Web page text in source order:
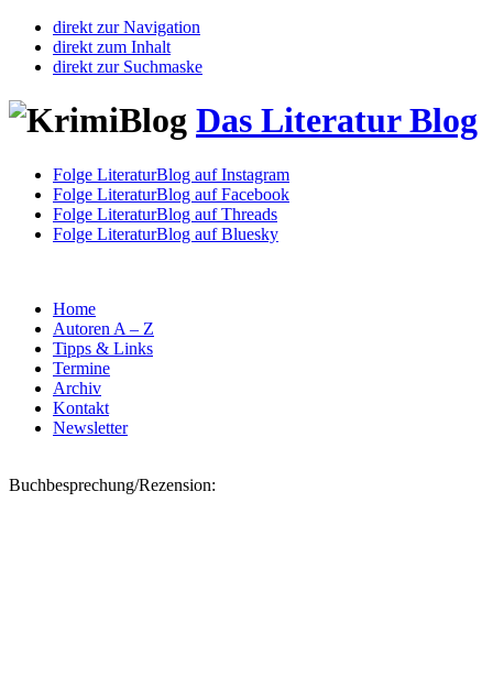
direkt zur Navigation
direkt zum Inhalt
direkt zur Suchmaske
Das Literatur Blog
Folge LiteraturBlog auf Instagram
Folge LiteraturBlog auf Facebook
Folge LiteraturBlog auf Threads
Folge LiteraturBlog auf Bluesky
Home
Autoren A – Z
Tipps & Links
Termine
Archiv
Kontakt
Newsletter
Buchbesprechung/Rezension: